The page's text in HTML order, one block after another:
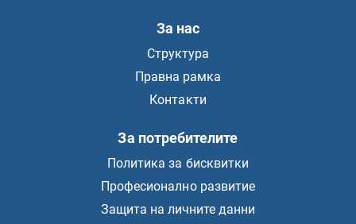
За нас
Структура
Правна рамка
Контакти
За потребителите
Политика за бисквитки
Професионално развитие
Защита на личните данни